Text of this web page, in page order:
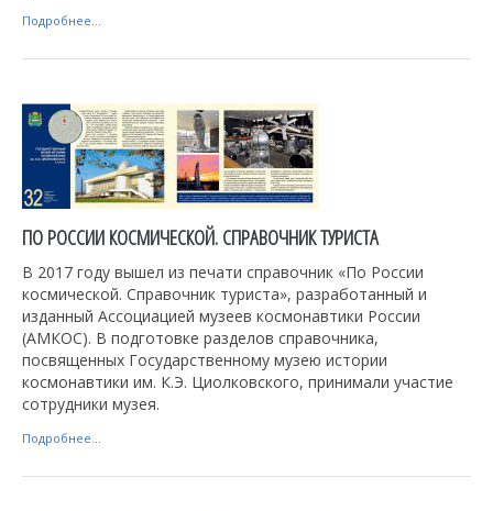
Подробнее...
ПО РОССИИ КОСМИЧЕСКОЙ. СПРАВОЧНИК ТУРИСТА
В 2017 году вышел из печати справочник «По России
космической. Справочник туриста», разработанный и
изданный Ассоциацией музеев космонавтики России
(АМКОС). В подготовке разделов справочника,
посвященных Государственному музею истории
космонавтики им. К.Э. Циолковского, принимали участие
сотрудники музея.
Подробнее...